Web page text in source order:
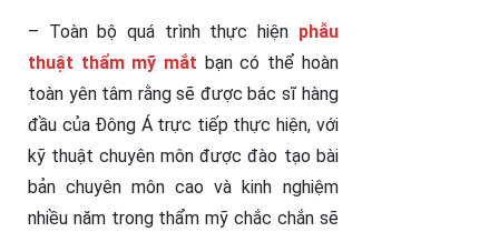
– Toàn bộ quá trình thực hiện phẫu
thuật thẩm mỹ mắt bạn có thể hoàn
toàn yên tâm rằng sẽ được bác sĩ hàng
đầu của Đông Á trực tiếp thực hiện, với
kỹ thuật chuyên môn được đào tạo bài
bản chuyên môn cao và kinh nghiệm
nhiều năm trong thẩm mỹ chắc chắn sẽ